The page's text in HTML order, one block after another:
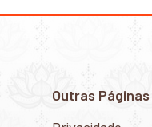
Outras Páginas